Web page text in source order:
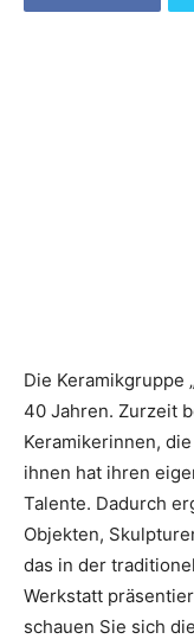
Die Keramikgruppe
40 Jahren. Zurzeit
Keramikerinnen,
ihnen hat ihren
Talente. Dadurch
Objekten,
das in der
Werkstatt
schauen Sie sich